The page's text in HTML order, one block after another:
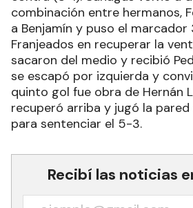
combinación entre hermanos,
a Benjamín y puso el
Franjeados en recuperar la
sacaron del medio y recibió
se escapó por izquierda y
quinto gol fue obra de Hernán
recuperó arriba y jugó la
para sentenciar el 5-3.
Recibí las noticias